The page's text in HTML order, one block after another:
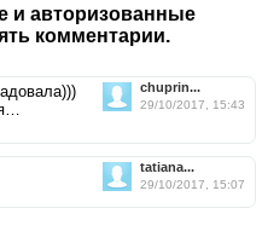
и авторизованные
комментарии.
chuprin...
29/10/2017, 15:43
tatiana...
29/10/2017, 15:07